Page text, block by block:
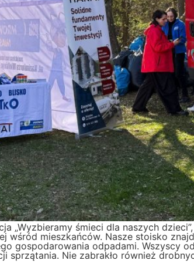
„Wyzbieramy śmieci dla naszych
mieszkańców. Nasze stoisko
gospodarowania odpadami. Wszyscy
sprzątania. Nie zabrakło również